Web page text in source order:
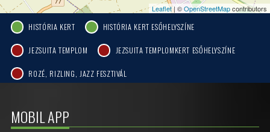
Leaflet| ©OpenStreetMapcontributors
HISTÓRIA KERT HISTÓRIA KERT ESŐHELYSZÍNE
JEZSUITA TEMPLOM JEZSUITA TEMPLOMKERT ESŐHELYSZÍNE
ROZÉ, RIZLING, JAZZ FESZTIVÁL
MOBIL APP